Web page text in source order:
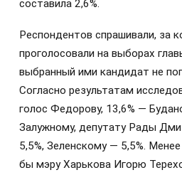
составила 2,6%.
Респондентов спрашивали, за
проголосовали на выборах
выбранный ими кандидат не
Согласно результатам
голос Федорову, 13,6% —
Залужному, депутату Рады
5,5%, Зеленскому — 5,5%.
бы мэру Харькова Игорю